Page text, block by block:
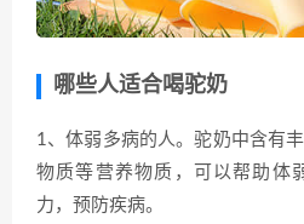
哪些人适合喝驼奶
1、体弱多病的人。驼奶中含有
物质等营养物质，可以帮助体
力，预防疾病。